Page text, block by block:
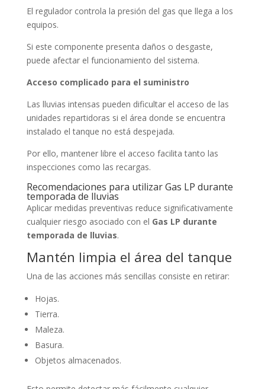
El regulador controla la presión del gas que llega a los
equipos.
Si este componente presenta daños o desgaste,
puede afectar el funcionamiento del sistema.
Acceso complicado para el suministro
Las lluvias intensas pueden dificultar el acceso de las
unidades repartidoras si el área donde se encuentra
instalado el tanque no está despejada.
Por ello, mantener libre el acceso facilita tanto las
inspecciones como las recargas.
Recomendaciones para utilizar Gas LP durante
temporada de lluvias
Aplicar medidas preventivas reduce significativamente
cualquier riesgo asociado con el Gas LP durante
temporada de lluvias.
Mantén limpia el área del tanque
Una de las acciones más sencillas consiste en retirar:
Hojas.
Tierra.
Maleza.
Basura.
Objetos almacenados.